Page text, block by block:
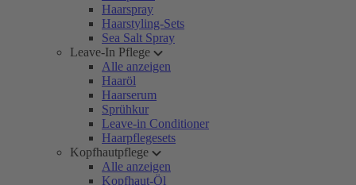
Haarspray
Haarstyling-Sets
Sea Salt Spray
Leave-In Pflege
Alle anzeigen
Haaröl
Haarserum
Sprühkur
Leave-in Conditioner
Haarpflegesets
Kopfhautpflege
Alle anzeigen
Kopfhaut-Öl